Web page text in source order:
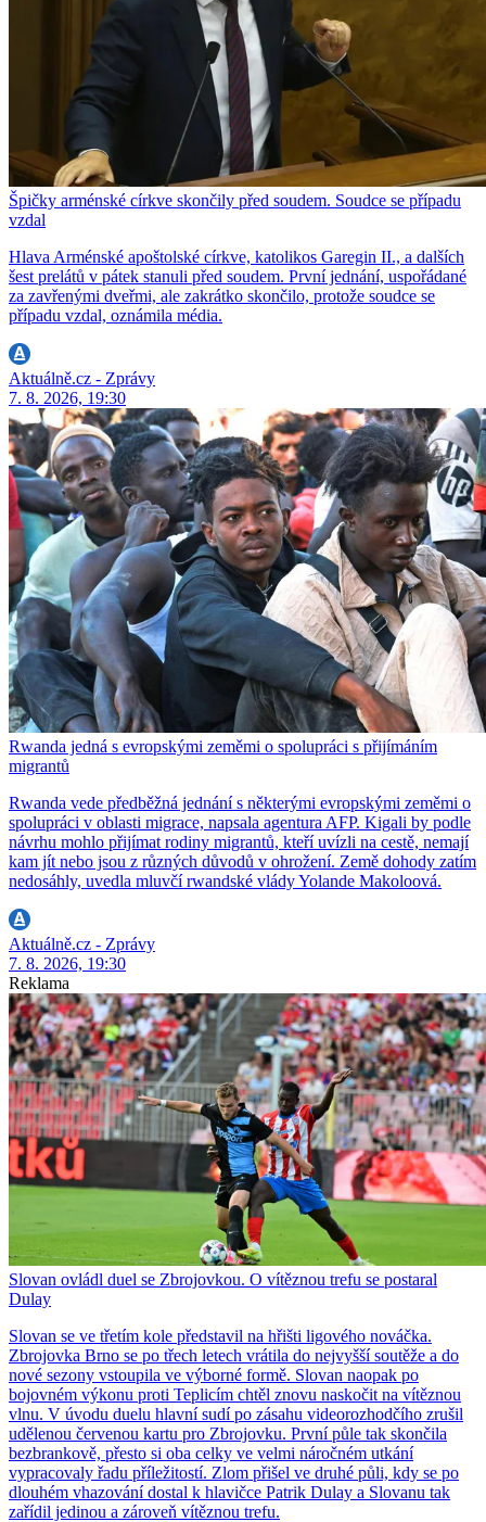
Špičky arménské církve skončily před soudem. Soudce se případu
vzdal
Hlava Arménské apoštolské církve, katolikos Garegin II., a dalších
šest prelátů v pátek stanuli před soudem. První jednání, uspořádané
za zavřenými dveřmi, ale zakrátko skončilo, protože soudce se
případu vzdal, oznámila média.
Aktuálně.cz - Zprávy
7. 8. 2026, 19:30
Rwanda jedná s evropskými zeměmi o spolupráci s přijímáním
migrantů
Rwanda vede předběžná jednání s některými evropskými zeměmi o
spolupráci v oblasti migrace, napsala agentura AFP. Kigali by podle
návrhu mohlo přijímat rodiny migrantů, kteří uvízli na cestě, nemají
kam jít nebo jsou z různých důvodů v ohrožení. Země dohody zatím
nedosáhly, uvedla mluvčí rwandské vlády Yolande Makoloová.
Aktuálně.cz - Zprávy
7. 8. 2026, 19:30
Reklama
Slovan ovládl duel se Zbrojovkou. O vítěznou trefu se postaral
Dulay
Slovan se ve třetím kole představil na hřišti ligového nováčka.
Zbrojovka Brno se po třech letech vrátila do nejvyšší soutěže a do
nové sezony vstoupila ve výborné formě. Slovan naopak po
bojovném výkonu proti Teplicím chtěl znovu naskočit na vítěznou
vlnu. V úvodu duelu hlavní sudí po zásahu videorozhodčího zrušil
udělenou červenou kartu pro Zbrojovku. První půle tak skončila
bezbrankově, přesto si oba celky ve velmi náročném utkání
vypracovaly řadu příležitostí. Zlom přišel ve druhé půli, kdy se po
dlouhém vhazování dostal k hlavičce Patrik Dulay a Slovanu tak
zařídil jedinou a zároveň vítěznou trefu.